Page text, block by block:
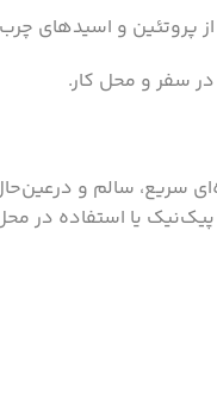
پروتئین و
در سفر و محل کار.
سریع، سالم و
یا استفاده در